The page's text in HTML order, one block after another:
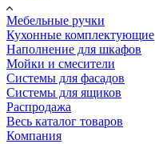
Мебельные ручки
Кухонные комплектующие
Наполнение для шкафов
Мойки и смесители
Системы для фасадов
Системы для ящиков
Распродажа
Весь каталог товаров
Компания